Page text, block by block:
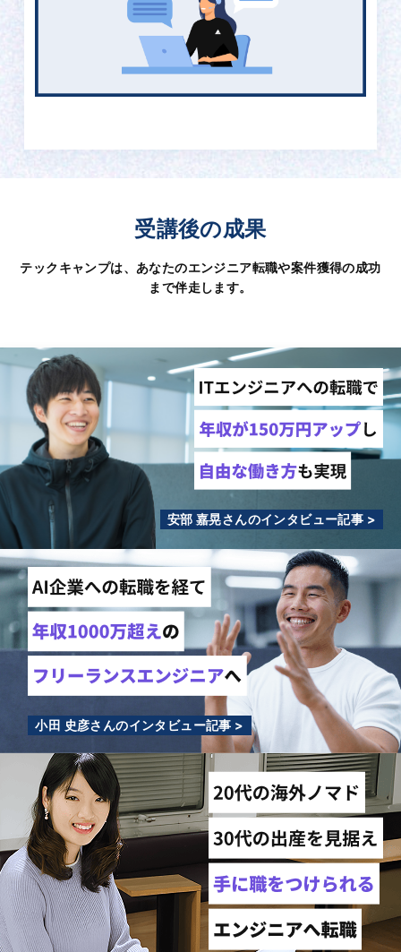
受講後の成果
テックキャンプは、あなたのエンジニア転職や案件獲得の成功
まで伴走します。
安部 嘉晃さんのインタビュー記事 >
小田 史彦さんのインタビュー記事 >